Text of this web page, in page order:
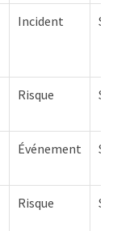
Incident
Risque
Événement
Risque